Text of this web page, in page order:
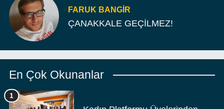
FARUK BANGIR
ÇANAKKALE GEÇİLMEZ!
En Çok Okunanlar
1